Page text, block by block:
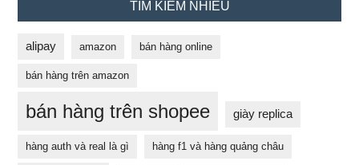
TÌM KIẾM NHIỀU
alipay amazon bán hàng online
bán hàng trên amazon
bán hàng trên shopee giày replica
hàng auth và real là gì hàng f1 và hàng quảng châu